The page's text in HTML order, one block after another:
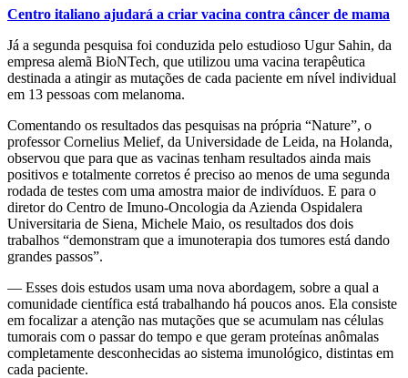
Centro italiano ajudará a criar vacina contra câncer de mama
Já a segunda pesquisa foi conduzida pelo estudioso Ugur Sahin, da
empresa alemã BioNTech, que utilizou uma vacina terapêutica
destinada a atingir as mutações de cada paciente em nível individual
em 13 pessoas com melanoma.
Comentando os resultados das pesquisas na própria “Nature”, o
professor Cornelius Melief, da Universidade de Leida, na Holanda,
observou que para que as vacinas tenham resultados ainda mais
positivos e totalmente corretos é preciso ao menos de uma segunda
rodada de testes com uma amostra maior de indivíduos. E para o
diretor do Centro de Imuno-Oncologia da Azienda Ospidalera
Universitaria de Siena, Michele Maio, os resultados dos dois
trabalhos “demonstram que a imunoterapia dos tumores está dando
grandes passos”.
— Esses dois estudos usam uma nova abordagem, sobre a qual a
comunidade científica está trabalhando há poucos anos. Ela consiste
em focalizar a atenção nas mutações que se acumulam nas células
tumorais com o passar do tempo e que geram proteínas anômalas
completamente desconhecidas ao sistema imunológico, distintas em
cada paciente.